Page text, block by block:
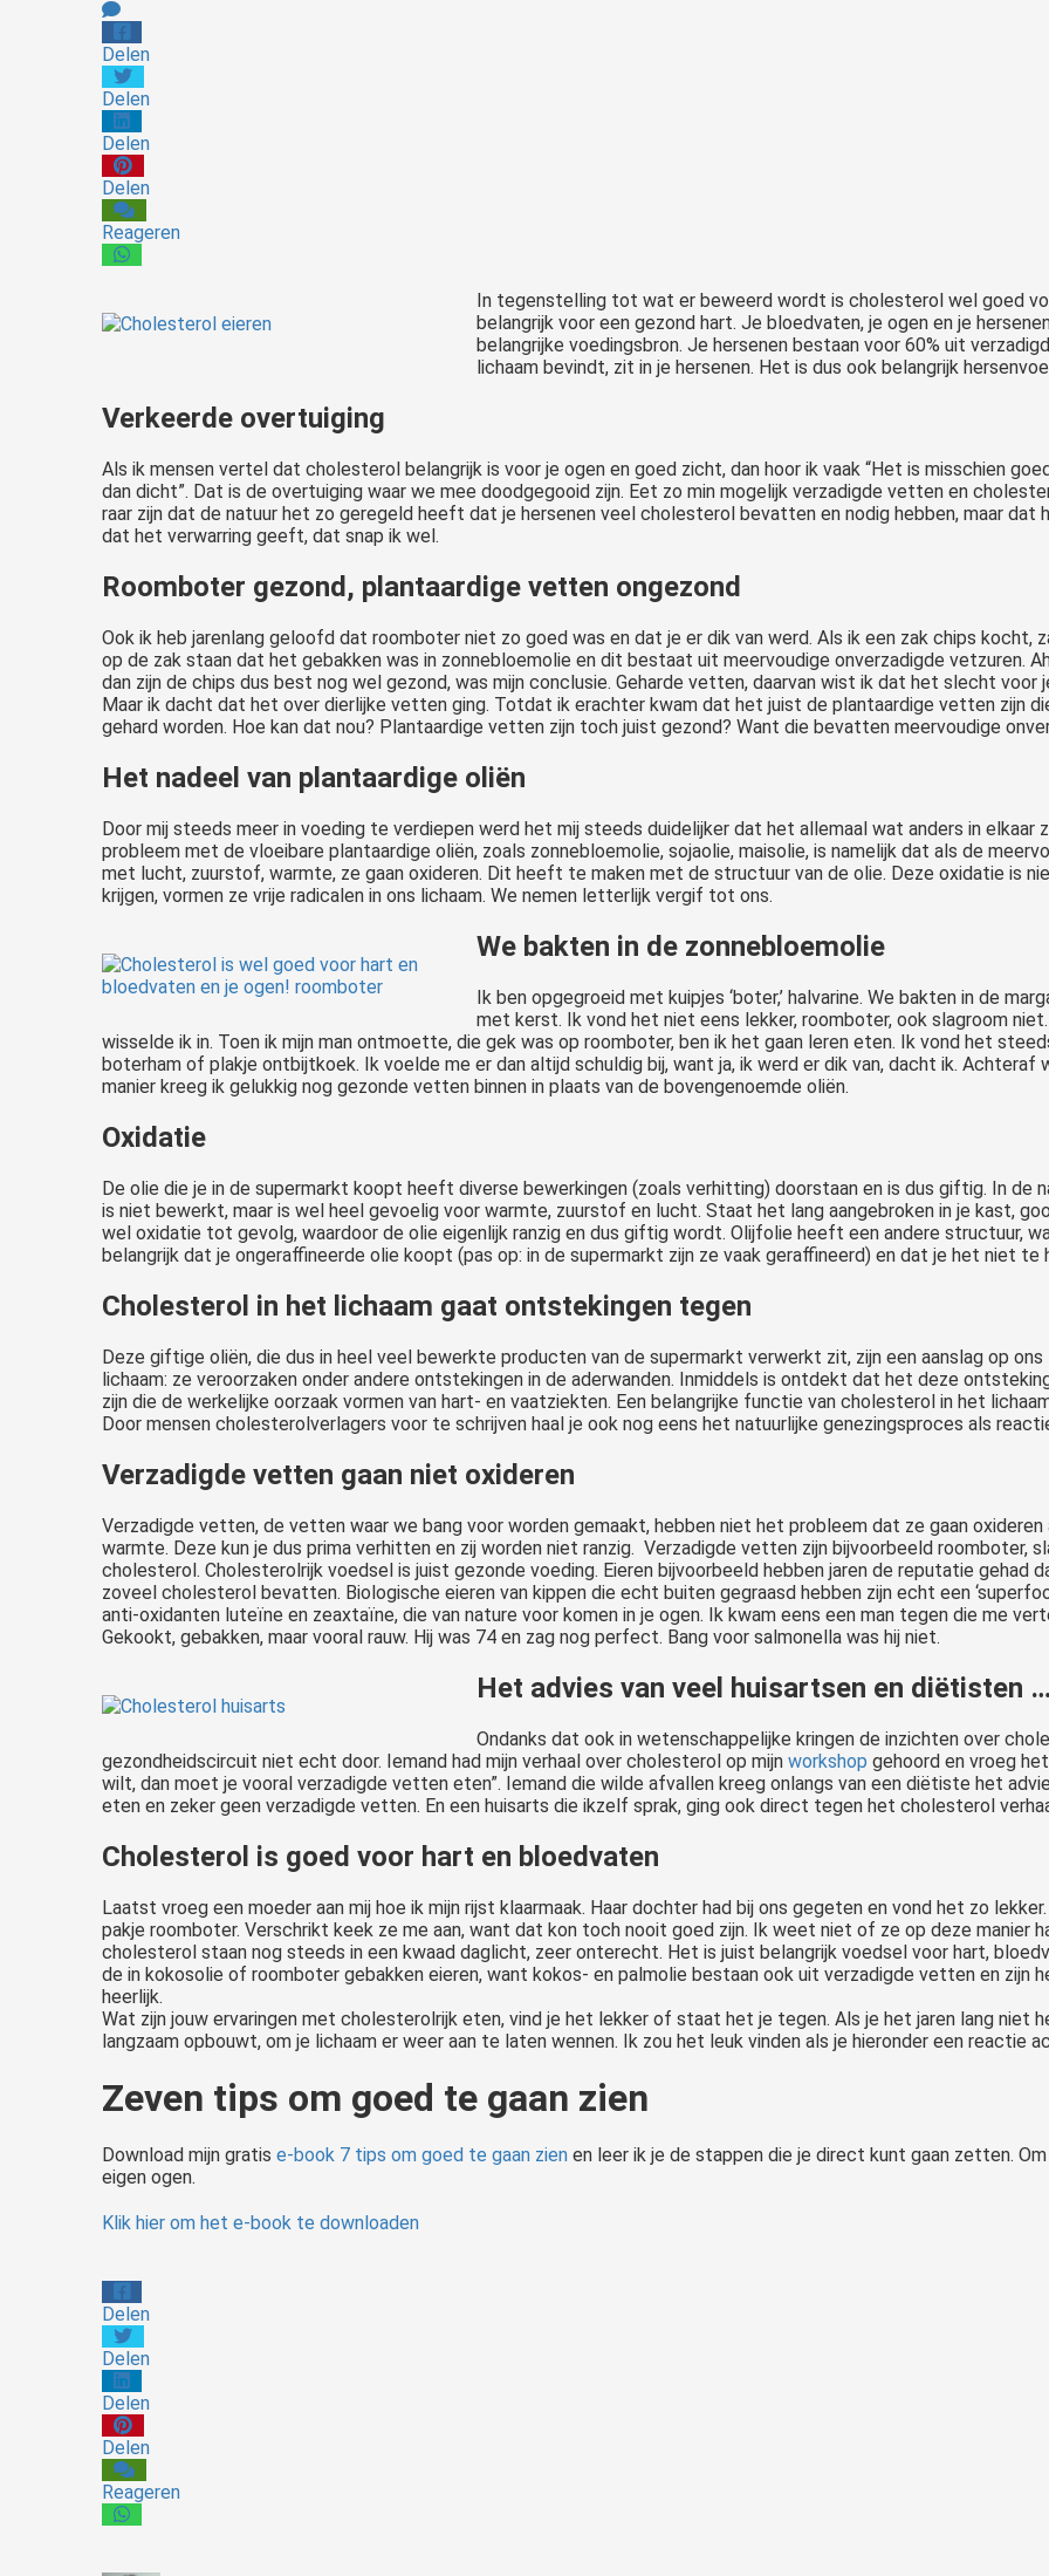
Delen
Delen
Delen
Delen
Reageren
In tegenstelling tot wat er beweerd wordt is cholesterol wel goed
belangrijk voor een gezond hart. Je bloedvaten, je ogen en je
belangrijke voedingsbron. Je hersenen bestaan voor 60% uit
lichaam bevindt, zit in je hersenen. Het is dus ook belangrijk
Verkeerde overtuiging
Als ik mensen vertel dat cholesterol belangrijk is voor je ogen en goed zicht, dan hoor ik vaak “Het is misschien
dan dicht”. Dat is de overtuiging waar we mee doodgegooid zijn. Eet zo min mogelijk verzadigde vetten en
raar zijn dat de natuur het zo geregeld heeft dat je hersenen veel cholesterol bevatten en nodig hebben, maar dat
dat het verwarring geeft, dat snap ik wel.
Roomboter gezond, plantaardige vetten ongezond
Ook ik heb jarenlang geloofd dat roomboter niet zo goed was en dat je er dik van werd. Als ik een zak chips kocht,
op de zak staan dat het gebakken was in zonnebloemolie en dit bestaat uit meervoudige onverzadigde vetzuren.
dan zijn de chips dus best nog wel gezond, was mijn conclusie. Geharde vetten, daarvan wist ik dat het slecht voor
Maar ik dacht dat het over dierlijke vetten ging. Totdat ik erachter kwam dat het juist de plantaardige vetten zijn
gehard worden. Hoe kan dat nou? Plantaardige vetten zijn toch juist gezond? Want die bevatten meervoudige
Het nadeel van plantaardige oliën
Door mij steeds meer in voeding te verdiepen werd het mij steeds duidelijker dat het allemaal wat anders in
probleem met de vloeibare plantaardige oliën, zoals zonnebloemolie, sojaolie, maisolie, is namelijk dat als de
met lucht, zuurstof, warmte, ze gaan oxideren. Dit heeft te maken met de structuur van de olie. Deze oxidatie is
krijgen, vormen ze vrije radicalen in ons lichaam. We nemen letterlijk vergif tot ons.
We bakten in de zonnebloemolie
Ik ben opgegroeid met kuipjes ‘boter,’ halvarine. We bakten in de
met kerst. Ik vond het niet eens lekker, roomboter, ook slagroom
wisselde ik in. Toen ik mijn man ontmoette, die gek was op roomboter, ben ik het gaan leren eten. Ik vond het
boterham of plakje ontbijtkoek. Ik voelde me er dan altijd schuldig bij, want ja, ik werd er dik van, dacht ik. Achteraf
manier kreeg ik gelukkig nog gezonde vetten binnen in plaats van de bovengenoemde oliën.
Oxidatie
De olie die je in de supermarkt koopt heeft diverse bewerkingen (zoals verhitting) doorstaan en is dus giftig. In de
is niet bewerkt, maar is wel heel gevoelig voor warmte, zuurstof en lucht. Staat het lang aangebroken in je kast,
wel oxidatie tot gevolg, waardoor de olie eigenlijk ranzig en dus giftig wordt. Olijfolie heeft een andere structuur,
belangrijk dat je ongeraffineerde olie koopt (pas op: in de supermarkt zijn ze vaak geraffineerd) en dat je het niet te
Cholesterol in het lichaam gaat ontstekingen tegen
Deze giftige oliën, die dus in heel veel bewerkte producten van de supermarkt verwerkt zit, zijn een aanslag op ons
lichaam: ze veroorzaken onder andere ontstekingen in de aderwanden. Inmiddels is ontdekt dat het deze
zijn die de werkelijke oorzaak vormen van hart- en vaatziekten. Een belangrijke functie van cholesterol in het
Door mensen cholesterolverlagers voor te schrijven haal je ook nog eens het natuurlijke genezingsproces als
Verzadigde vetten gaan niet oxideren
Verzadigde vetten, de vetten waar we bang voor worden gemaakt, hebben niet het probleem dat ze gaan
warmte. Deze kun je dus prima verhitten en zij worden niet ranzig. Verzadigde vetten zijn bijvoorbeeld roomboter,
cholesterol. Cholesterolrijk voedsel is juist gezonde voeding. Eieren bijvoorbeeld hebben jaren de reputatie gehad
zoveel cholesterol bevatten. Biologische eieren van kippen die echt buiten gegraasd hebben zijn echt een
anti-oxidanten luteïne en zeaxtaïne, die van nature voor komen in je ogen. Ik kwam eens een man tegen die me
Gekookt, gebakken, maar vooral rauw. Hij was 74 en zag nog perfect. Bang voor salmonella was hij niet.
Het advies van veel huisartsen en diëtisten
Ondanks dat ook in wetenschappelijke kringen de inzichten over
gezondheidscircuit niet echt door. Iemand had mijn verhaal over cholesterol op mijn workshop gehoord en vroeg
wilt, dan moet je vooral verzadigde vetten eten”. Iemand die wilde afvallen kreeg onlangs van een diëtiste het
eten en zeker geen verzadigde vetten. En een huisarts die ikzelf sprak, ging ook direct tegen het cholesterol
Cholesterol is goed voor hart en bloedvaten
Laatst vroeg een moeder aan mij hoe ik mijn rijst klaarmaak. Haar dochter had bij ons gegeten en vond het zo
pakje roomboter. Verschrikt keek ze me aan, want dat kon toch nooit goed zijn. Ik weet niet of ze op deze manier
cholesterol staan nog steeds in een kwaad daglicht, zeer onterecht. Het is juist belangrijk voedsel voor hart,
de in kokosolie of roomboter gebakken eieren, want kokos- en palmolie bestaan ook uit verzadigde vetten en zijn
heerlijk.
Wat zijn jouw ervaringen met cholesterolrijk eten, vind je het lekker of staat het je tegen. Als je het jaren lang niet
langzaam opbouwt, om je lichaam er weer aan te laten wennen. Ik zou het leuk vinden als je hieronder een reactie
Zeven tips om goed te gaan zien
Download mijn gratis e-book 7 tips om goed te gaan zien en leer ik je de stappen die je direct kunt gaan zetten.
eigen ogen.
Klik hier om het e-book te downloaden
Delen
Delen
Delen
Delen
Reageren